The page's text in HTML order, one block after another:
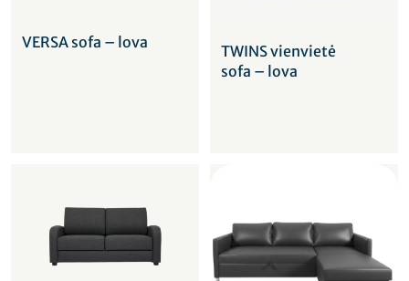
VERSA sofa – lova
TWINS vienvietė
sofa – lova